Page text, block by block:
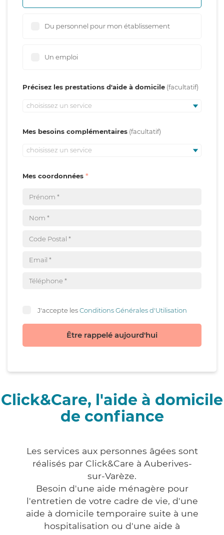
Du personnel pour mon établissement
Un emploi
Précisez les prestations d'aide à domicile
choisissez un service
Mes besoins complémentaires
choisissez un service
Mes coordonnées
J'accepte lesConditions Générales d'Utilisation
Être rappelé aujourd'hui
Click&Care, l'aide à domicile
de confiance
Les services aux personnes âgées sont
réalisés par Click&Care à Auberives-
sur-Varèze.
Besoin d'une aide ménagère pour
l'entretien de votre cadre de vie, d'une
aide à domicile temporaire suite à une
hospitalisation ou d'une aide à